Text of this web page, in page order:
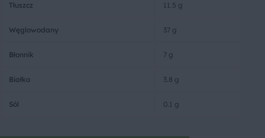
Tłuszcz 11.5 g
Węglowodany 37 g
Błonnik 7 g
Białko 3.8 g
Sól 0.1 g